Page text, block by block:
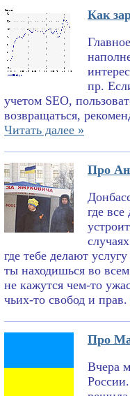
Как
пр.
учетом SEO,
возвращаться,
Читать далее »
Про
где
где тебе делают
ты находишься во
не кажутся чем-то
чьих-то свобод и прав.
Про
Вчера